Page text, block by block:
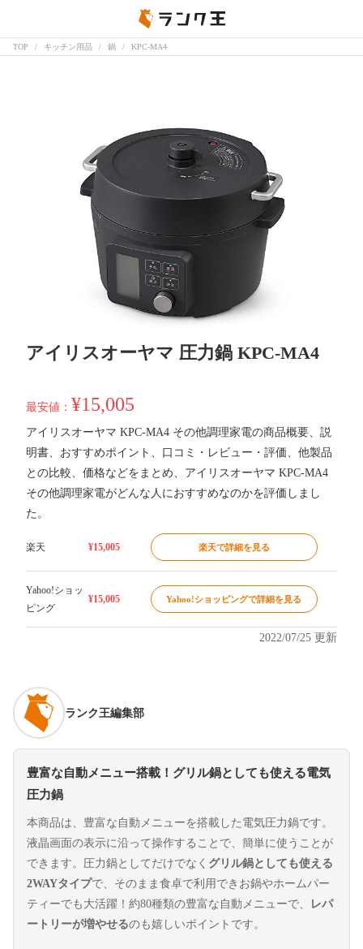
TOP キッチン用品 鍋 KPC-MA4
アイリスオーヤマ 圧力鍋 KPC-MA4
最安値： ¥15,005
アイリスオーヤマ KPC-MA4 その他調理家電の商品概要、説
明書、おすすめポイント、口コミ・レビュー・評価、他製品
との比較、価格などをまとめ、アイリスオーヤマ KPC-MA4
その他調理家電がどんな人におすすめなのかを評価しまし
た。
楽天 ¥15,005 楽天で詳細を見る
Yahoo!ショッ
ピング
¥15,005 Yahoo!ショッピングで詳細を見る
2022/07/25 更新
ランク王編集部
豊富な自動メニュー搭載！グリル鍋としても使える電気
圧力鍋
本商品は、豊富な自動メニューを搭載した電気圧力鍋です。
液晶画面の表示に沿って操作することで、簡単に使うことが
できます。圧力鍋としてだけでなく グリル鍋としても使える
2WAYタイプで、そのまま食卓で利用できお鍋やホームパー
ティーでも大活躍！約80種類の豊富な自動メニューで、
レパ
ートリーが増やせるのも嬉しいポイントです。